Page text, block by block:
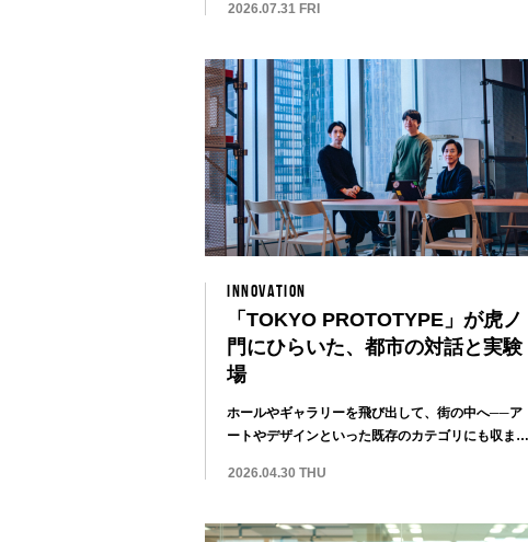
2026.07.31 FRI
INNOVATION
「TOKYO PROTOTYPE」が虎ノ
門にひらいた、都市の対話と実験
場
ホールやギャラリーを飛び出して、街の中へ──ア
ートやデザインといった既存のカテゴリにも収まり
2026.04.30 THU